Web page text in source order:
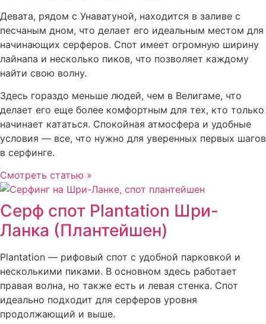
Девата, рядом с Унаватуной, находится в заливе с
песчаным дном, что делает его идеальным местом для
начинающих серферов. Спот имеет огромную ширину
лайнапа и несколько пиков, что позволяет каждому
найти свою волну.
Здесь гораздо меньше людей, чем в Велигаме, что
делает его еще более комфортным для тех, кто только
начинает кататься. Спокойная атмосфера и удобные
условия — все, что нужно для уверенных первых шагов
в серфинге.
Смотреть статью »
Серф спот Plantation Шри-
Ланка (Плантейшен)
Plantation — рифовый спот с удобной парковкой и
несколькими пиками. В основном здесь работает
правая волна, но также есть и левая стенка. Спот
идеально подходит для серферов уровня
продолжающий и выше.